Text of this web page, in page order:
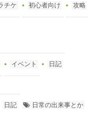
チケ 初心者向け 攻略
イベント 日記
日記 日常の出来事とか